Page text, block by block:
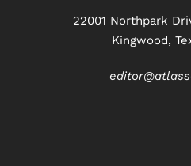
22001 Northpark
Kingwood,